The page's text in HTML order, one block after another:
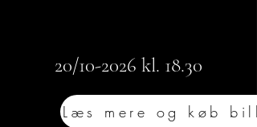
20/10-2026 kl. 18.30
Læs mere og køb